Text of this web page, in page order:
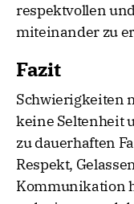
respektvollen
miteinander zu
Fazit
Schwierigkeiten
keine Seltenheit
zu dauerhaften
Respekt,
Kommunikation